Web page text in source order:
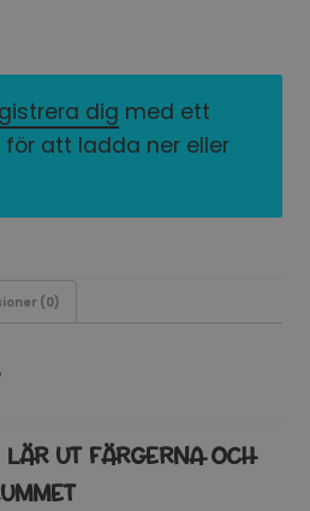
dig med ett
att ladda ner eller
(0)
UT FÄRGERNA OCH